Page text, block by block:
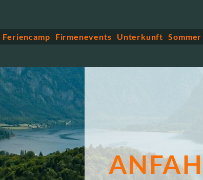
Feriencamp Firmenevents Unterkunft